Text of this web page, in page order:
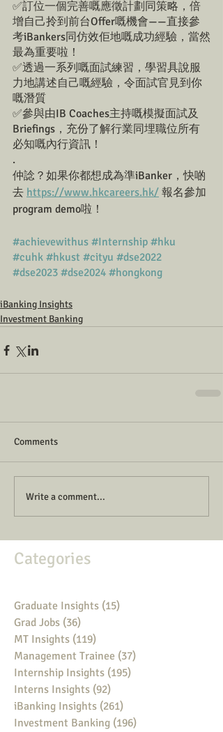
✅訂位一個完善嘅應徵計劃同策略，倍
增自己拎到前台Offer嘅機會——直接參
考iBankers同仿效佢地嘅成功經驗，當然
最為重要啦！
✅透過一系列嘅面試練習，學習具說服
力地講述自己嘅經驗，令面試官見到你
嘅潛質
✅參與由IB Coaches主持嘅模擬面試及
Briefings，充份了解行業同埋職位所有
必知嘅內行資訊！
.
仲諗？如果你都想成為準iBanker，快啲
去 https://www.hkcareers.hk/ 報名參加
program demo啦！
#achievewithus #Internship #hku
#cuhk #hkust #cityu #dse2022
#dse2023 #dse2024 #hongkong
iBanking Insights
Investment Banking
Comments
Write a comment...
Categories
Graduate Insights (15)
Grad Jobs (36)
MT Insights (119)
Management Trainee (37)
Internship Insights (195)
Interns Insights (92)
iBanking Insights (261)
Investment Banking (196)